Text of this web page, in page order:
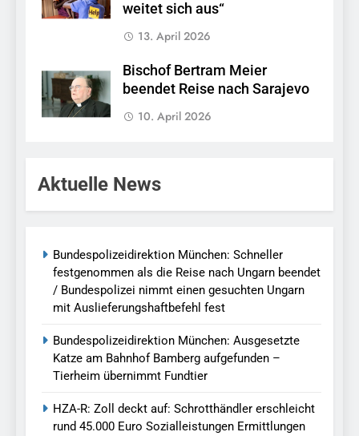
weitet sich aus“
13. April 2026
Bischof Bertram Meier
beendet Reise nach Sarajevo
10. April 2026
Aktuelle News
Bundespolizeidirektion München: Schneller
festgenommen als die Reise nach Ungarn beendet
/ Bundespolizei nimmt einen gesuchten Ungarn
mit Auslieferungshaftbefehl fest
Bundespolizeidirektion München: Ausgesetzte
Katze am Bahnhof Bamberg aufgefunden –
Tierheim übernimmt Fundtier
HZA-R: Zoll deckt auf: Schrotthändler erschleicht
rund 45.000 Euro Sozialleistungen Ermittlungen